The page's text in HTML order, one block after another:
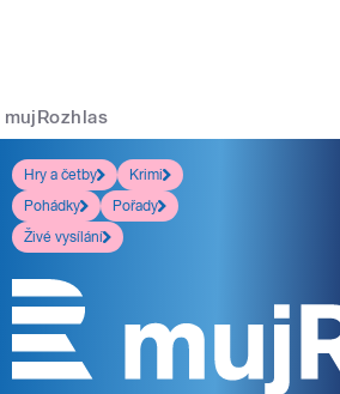
mujRozhlas
Hry a četby
Krimi
Pohádky
Pořady
Živé vysílání